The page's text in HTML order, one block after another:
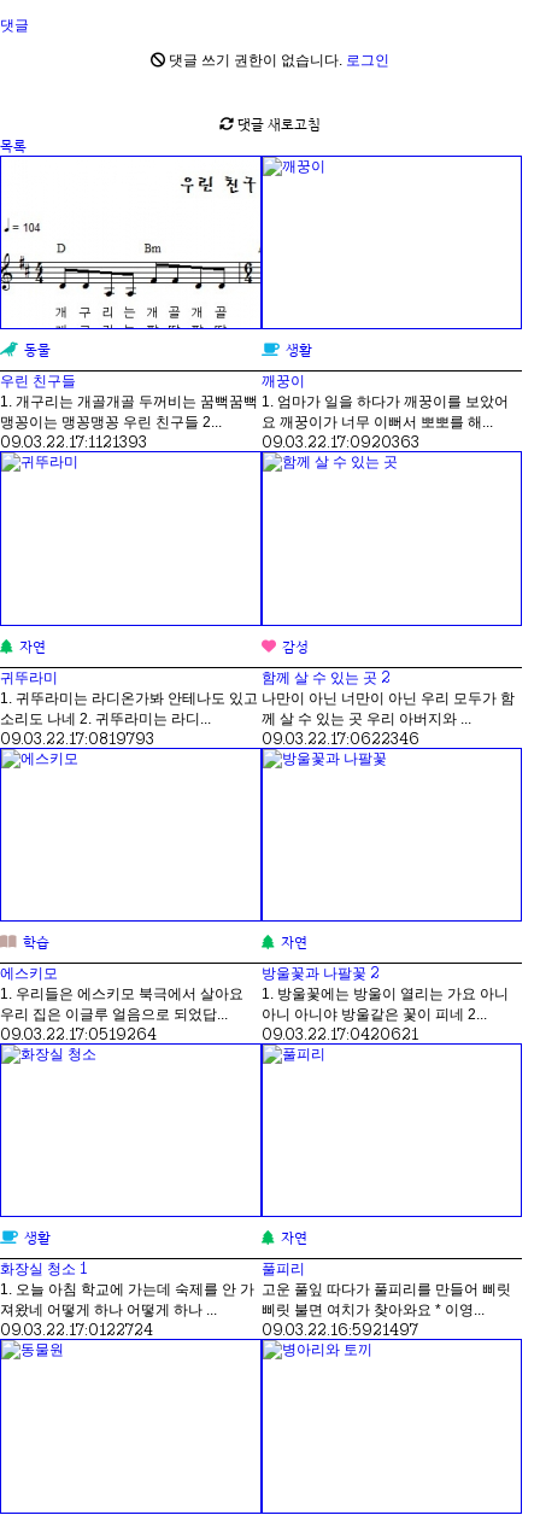
댓글
댓글 쓰기 권한이 없습니다. 로그인
댓글 새로고침
목록
동물
우린 친구들
1. 개구리는 개골개골 두꺼비는 꿈뻑꿈뻑
맹꽁이는 맹꽁맹꽁 우린 친구들 2...
09.03.22.17:1121393
생활
깨꿍이
1. 엄마가 일을 하다가 깨꿍이를 보았어
요 깨꿍이가 너무 이뻐서 뽀뽀를 해...
09.03.22.17:0920363
자연
귀뚜라미
1. 귀뚜라미는 라디온가봐 안테나도 있고
소리도 나네 2. 귀뚜라미는 라디...
09.03.22. 17:0819793
감성
함께 살 수 있는 곳 2
나만이 아닌 너만이 아닌 우리 모두가 함
께 살 수 있는 곳 우리 아버지와 ...
09.03.22. 17:0622346
학습
에스키모
1. 우리들은 에스키모 북극에서 살아요
우리 집은 이글루 얼음으로 되었답...
09.03.22. 17:0519264
자연
방울꽃과 나팔꽃 2
1. 방울꽃에는 방울이 열리는 가요 아니
아니 아니야 방울같은 꽃이 피네 2...
09.03.22. 17:0420621
생활
화장실 청소 1
1. 오늘 아침 학교에 가는데 숙제를 안 가
져왔네 어떻게 하나 어떻게 하나 ...
09.03.22.17:0122724
자연
풀피리
고운 풀잎 따다가 풀피리를 만들어 삐릿
삐릿 불면 여치가 찾아와요 * 이영...
09.03.22.16:5921497